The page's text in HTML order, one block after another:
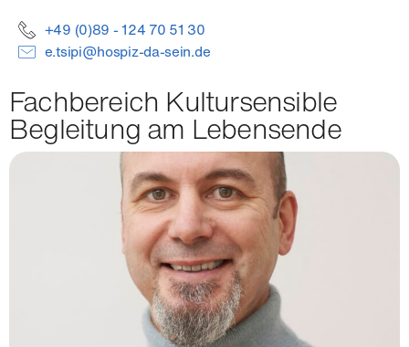
+49 (0)89 - 124 70 51 30
e.tsipi@hospiz-da-sein.de
Fachbereich Kultursensible
Begleitung am Lebensende